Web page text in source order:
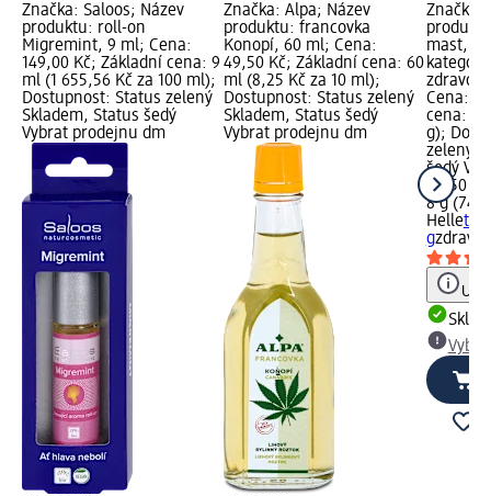
Značka: Saloos; Název
produktu: roll-on
Migremint, 9 ml; Cena:
149,00 Kč; Základní cena: 9
ml (1 655,56 Kč za 100 ml);
Dostupnost: Status zelený
Skladem, Status šedý
Vybrat prodejnu dm
Značka: Alpa; Název
produktu: francovka
Konopí, 60 ml; Cena:
49,50 Kč; Základní cena: 60
ml (8,25 Kč za 10 ml);
Dostupnost: Status zelený
Skladem, Status šedý
Vybrat prodejnu dm
Značka:
mast, 8
Cena:
cena: 8
g);
zelený
šedý
59,50 Kč
8 g
Helle
g